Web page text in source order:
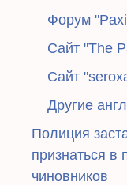
Форум
Сайт "The
Сайт
Другие
Полиция
признаться в
чиновников